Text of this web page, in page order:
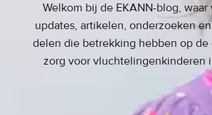
Welkom bij de EKANN-blog, waar
updates, artikelen, onderzoeken
delen die betrekking hebben op de
zorg voor vluchtelingenkinderen